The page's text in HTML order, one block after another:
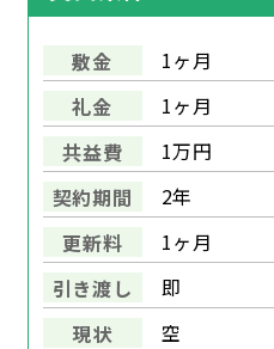
敷金
1ヶ月
礼金
1ヶ月
共益費
1万円
契約期間
2年
更新料
1ヶ月
引き渡し
即
現状
空